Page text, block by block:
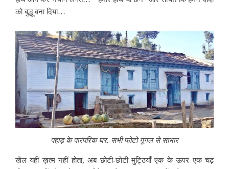
को बुद्धू बना दिया…
पहाड़ के पारंपरिक घर. सभी फोटो गूगल से साभार
खेल यहीं ख़त्म नहीं होता, अब छोटी-छोटी मुट्ठियाँ एक के ऊपर एक चढ़